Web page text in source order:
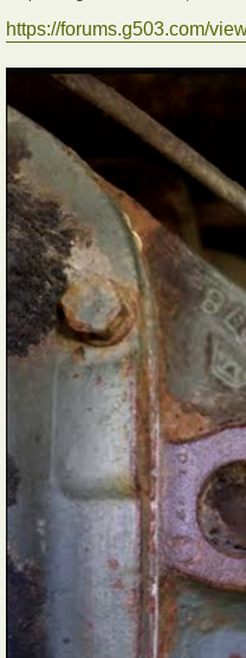
https://forums.g503.com/